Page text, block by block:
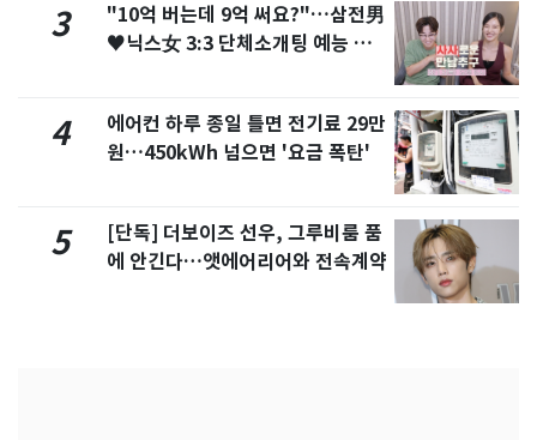
3
"10억 버는데 9억 써요?"…삼전男
♥닉스女 3:3 단체소개팅 예능 화
4
에어컨 하루 종일 틀면 전기료 29만
원…450kWh 넘으면 '요금 폭탄'
5
[단독] 더보이즈 선우, 그루비룸 품
에 안긴다…앳에어리어와 전속계약